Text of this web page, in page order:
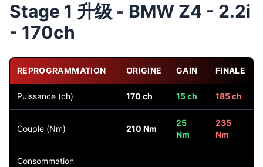
Stage 1 升级 - BMW Z4 - 2.2i
- 170ch
REPROGRAMMATION ORIGINE GAIN FINALE
Puissance (ch) 170 ch 15 ch 185 ch
Couple (Nm) 210 Nm
25
Nm
235
Nm
Consommation